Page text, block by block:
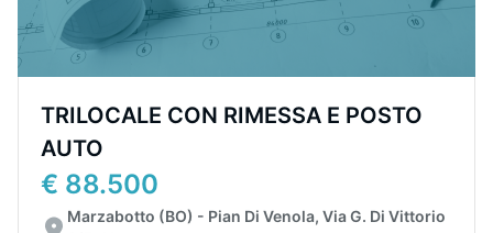
TRILOCALE CON RIMESSA E POSTO
AUTO
€ 88.500
Marzabotto (BO) - Pian Di Venola, Via G. Di Vittorio